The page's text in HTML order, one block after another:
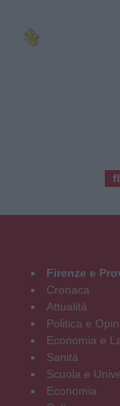
Firenze e
Cronaca
Attualità
Politica e
Economia e
Sanità
Scuola e
Economia